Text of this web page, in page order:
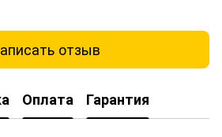
отзыв
Оплата Гарантия